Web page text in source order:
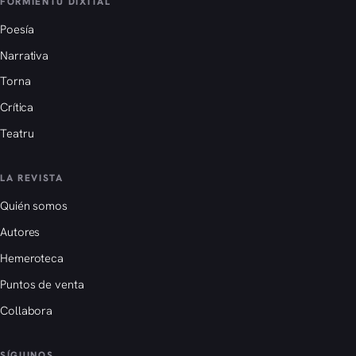
Poesía
Narrativa
Torna
Crítica
Teatru
LA REVISTA
Quién somos
Autores
Hemeroteca
Puntos de venta
Collabora